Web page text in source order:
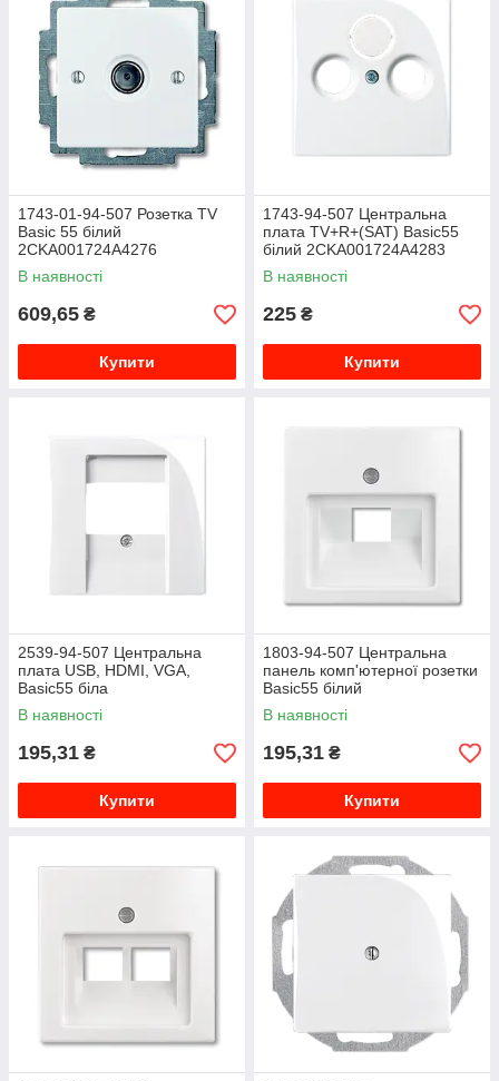
1743-01-94-507 Розетка TV
Basic 55 білий
2CKA001724A4276
В наявності
609,65 ₴
Купити
1743-94-507 Центральна
плата TV+R+(SAT) Basic55
білий 2CKA001724A4283
В наявності
225 ₴
Купити
2539-94-507 Центральна
плата USB, HDMI, VGA,
Basic55 біла
2CKA001724A4275
В наявності
195,31 ₴
Купити
1803-94-507 Центральна
панель комп'ютерної розетки
Basic55 білий
2CKA001753A0096
В наявності
195,31 ₴
Купити